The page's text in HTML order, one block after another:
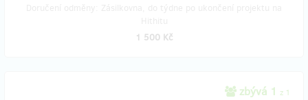
1 500 Kč
zbývá 1 z 1